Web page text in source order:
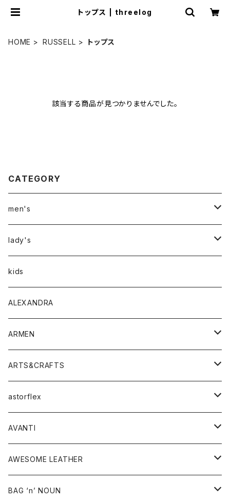
トップス | threelog
HOME RUSSELL トップス
該当する商品が見つかりませんでした。
CATEGORY
men's
アウター
トップス
Tシャツ
シャツ
ボトムス
lady's
アウター
トップス
Tシャツ・カットソー
シャツ・ブラウス
ボトムス
パンツ
スカート
ワンピース・オールインワン
バッグ
シューズ
アクセサリー
その他雑貨
kids
ALEXANDRA
ARMEN
アウター
コート
ジャケット
トップス
ベスト
シャツ
ワンピース
ボトム
スカート
グッズ
ARTS&CRAFTS
アクセサリー
ウォレット
バッグ
astorflex
グッズ
靴
AVANTI
シャツ
AWESOME LEATHER
アウター
BAG ‘n’ NOUN